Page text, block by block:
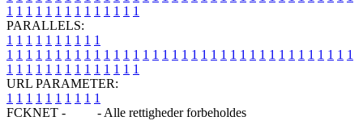
1 1 1 1 1 1 1 1 1 1 1 1 1 1
PARALLELS:
1 1 1 1 1 1 1 1 1 1
1 1 1 1 1 1 1 1 1 1 1 1 1 1 1 1 1 1 1 1 1 1 1 1 1 1 1 1 1 1 1 1 1 1 1 1
1 1 1 1 1 1 1 1 1 1 1 1 1 1
URL PARAMETER:
1 1 1 1 1 1 1 1 1 1
FCKNET -
- Alle rettigheder forbeholdes